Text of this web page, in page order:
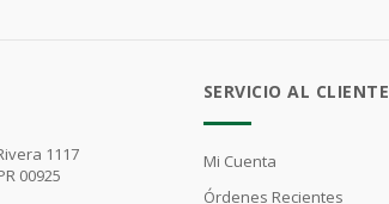
1117
00925
SERVICIO AL CLIENTE
Mi Cuenta
Órdenes Recientes